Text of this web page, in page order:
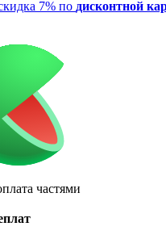
7% по дисконтной
частями